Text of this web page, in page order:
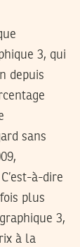
3, qui
depuis
sans
à-dire
plus
3,
à la